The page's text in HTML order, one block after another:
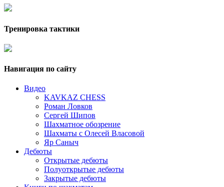
Тренировка тактики
Навигация по сайту
Видео
KAVKAZ CHESS
Роман Ловков
Сергей Шипов
Шахматное обозрение
Шахматы с Олесей Власовой
Яр Саныч
Дебюты
Открытые дебюты
Полуоткрытые дебюты
Закрытые дебюты